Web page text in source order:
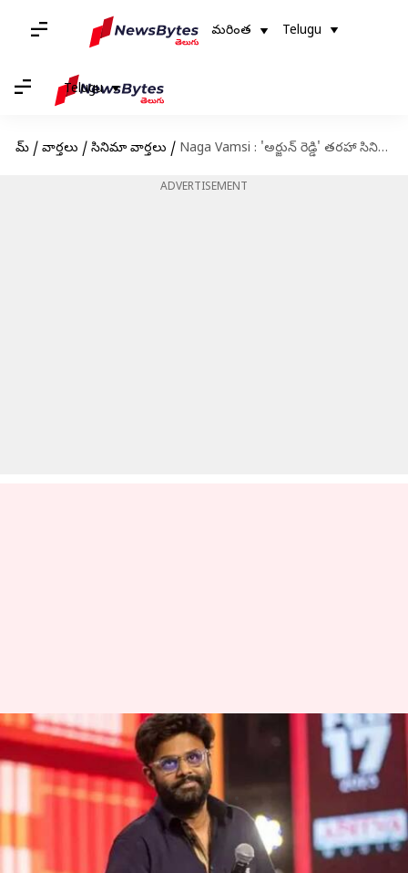
మరింత Telugu
Telugu
హోమ్ / వార్తలు / సినిమా వార్తలు / Naga Vamsi : 'అర్జున్ రెడ్డి' తరహా సినిమాలో సిద్దూ జొన్నలగడ్డ
ADVERTISEMENT
Naga Vamsi : 'అర్జున్ రెడ్డి' తరహా
సినిమాలో సిద్దూ జొన్నలగడ్డ
వ్రాసిన వారు Jayachandra Akuri Dec 31, 2024
ఈ వార్తాకథనం ఏంటి